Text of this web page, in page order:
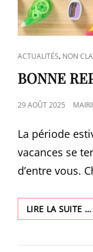
CAT
LINKS
ACTUALITÉS, NON
BONNE
POSTED
29 AOÛT 2025
La période
vacances se
d’entre vous.
LIRE LA SUITE …